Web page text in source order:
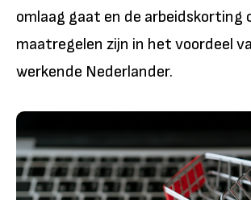
omlaag gaat en de arbeidskorting
maatregelen zijn in het voordeel
werkende Nederlander.